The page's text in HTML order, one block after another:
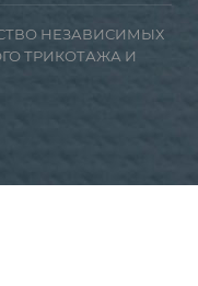
НЕЗАВИСИМЫХ
ТРИКОТАЖА И